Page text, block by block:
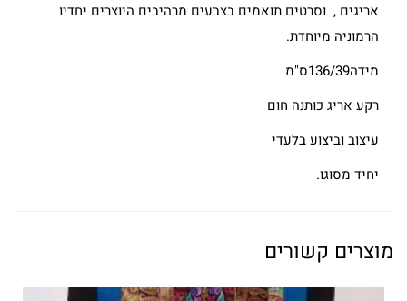
אריגים , וסרטים תואמים בצבעים מרהיבים היוצרים יחדיו
הרמוניה מיוחדת.
מידה136/39ס"מ
רקע אריג כותנה חום
עיצוב וביצוע בלעדי
יחיד מסוגו.
מוצרים קשורים